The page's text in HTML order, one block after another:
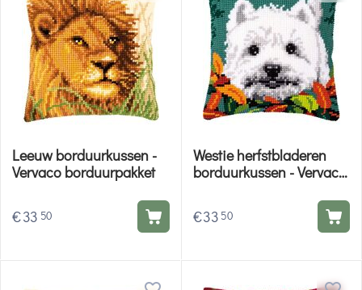
Leeuw borduurkussen -
Vervaco borduurpakket
€33 50
Westie herfstbladeren
borduurkussen - Vervaco
€33 50